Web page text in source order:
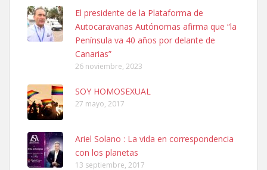
SHIBA PERDIDO AVDA JOSE MESA Y LOPEZ
PERRO MACHO RAZA SHIBA CON MICROCHIP PERDIDO HOY
06/07/2025 ZONA MESA Y LOPEZ. ES MUY ASUSTADIZO
Leales.org » Gran Canaria
6.7.2025
Ninfa perdida
El día 5 se los perdió una ninfa papillera, asustada tiene miedo a la
El presidente de la Plataforma de
Autocaravanas Autónomas afirma que “la
Península va 40 años por delante de
Canarias”
26 noviembre, 2023
SOY HOMOSEXUAL
27 mayo, 2017
Ariel Solano : La vida en correspondencia
con los planetas
13 septiembre, 2017